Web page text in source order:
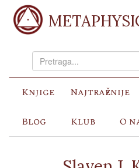
Knjige Najtraženije
Blog Klub O